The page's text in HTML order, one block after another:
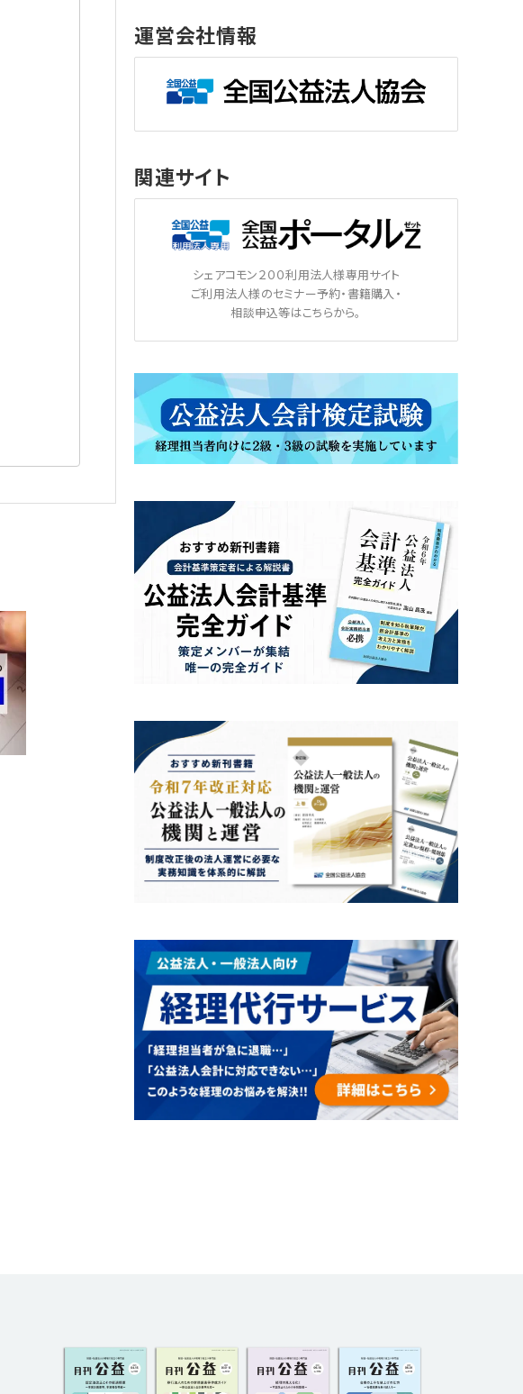
運営会社情報
関連サイト
シェアコモン２００利用法人様専用サイト
ご利用法人様のセミナー予約・書籍購入・
相談申込等はこちらから。